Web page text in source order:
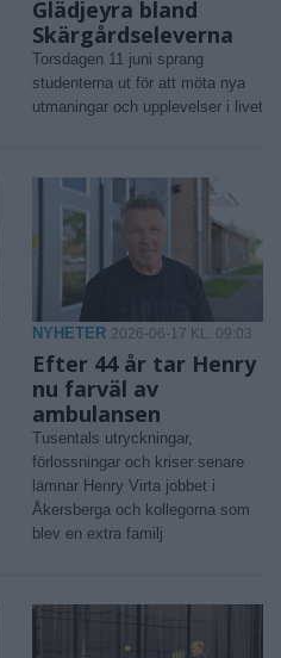
Glädjeyra bland
Skärgårdseleverna
Torsdagen 11 juni sprang
studenterna ut för att möta nya
utmaningar och upplevelser i livet
NYHETER 2026-06-17 KL. 09:03
Efter 44 år tar Henry
nu farväl av
ambulansen
Tusentals utryckningar,
förlossningar och kriser senare
lämnar Henry Virta jobbet i
Åkersberga och kollegorna som
blev en extra familj